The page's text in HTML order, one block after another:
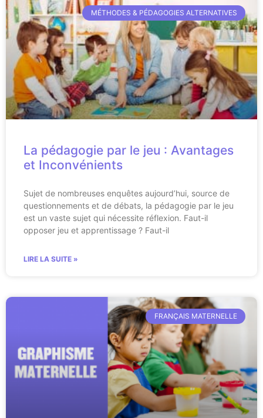
MÉTHODES & PÉDAGOGIES ALTERNATIVES
La pédagogie par le jeu : Avantages
et Inconvénients
Sujet de nombreuses enquêtes aujourd’hui, source de
questionnements et de débats, la pédagogie par le jeu
est un vaste sujet qui nécessite réflexion. Faut-il
opposer jeu et apprentissage ? Faut-il
LIRE LA SUITE »
FRANÇAIS MATERNELLE